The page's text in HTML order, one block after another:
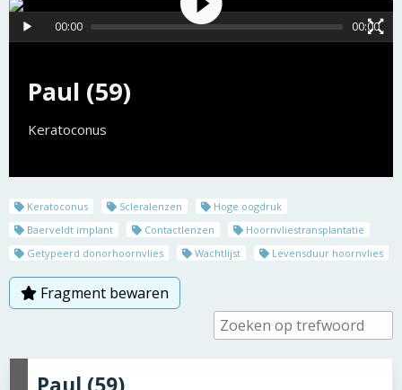
Paul (59)
Keratoconus
00:00 00:00
Keratoconus Scleralenzen
Hoge oogdruk
Baerveldt implant
Contactlenzen
Hoornvliestransplantatie
Getypeerd donorhoornvlies
Wachtlijst Levensduur hoornvlies
Fragment bewaren